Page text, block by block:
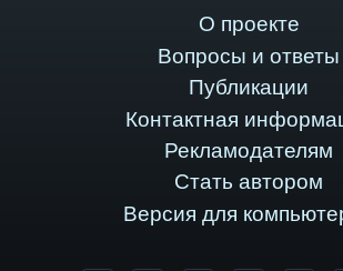
О проекте
Вопросы и ответы
Публикации
Контактная
Рекламодателям
Стать автором
Версия для